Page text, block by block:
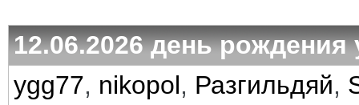
12.06.2026 день рождения
ygg77, nikopol, Разгильдяй,